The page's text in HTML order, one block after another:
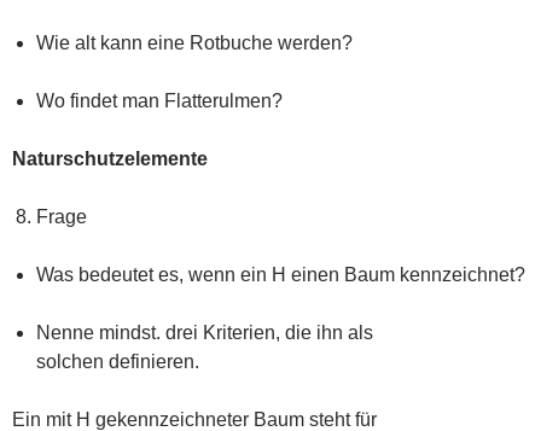
Wie alt kann eine Rotbuche werden?
Wo findet man Flatterulmen?
Naturschutzelemente
Frage
Was bedeutet es, wenn ein H einen Baum kennzeichnet?
Nenne mindst. drei Kriterien, die ihn als
solchen definieren.
Ein mit H gekennzeichneter Baum steht für